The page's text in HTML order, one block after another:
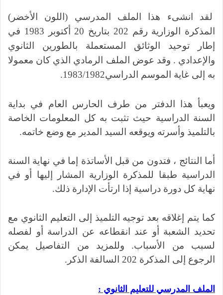
لقد انشىء هذا الملف المدرسي (اللون الأخضر)
المذكرة الوزارية رقم 202 بتاريخ 20 أكتوبر 1983 في
إطار توحيد الوثائق المستعملة بالطورين الثانوي
والإعدادي . وقد عوض الملف الرمادي الذي كان معمولا
به إلى غاية الموسم الدراسي1983/1982.
ويعبأ هذا الدفتر من طرف الحارس العام في بداية
السنة الدراسية حيث تثبت به كل المعلومات الخاصة
بالتلميذ وأسرته ويوقعه السيد المدير مع وضع خاتمه.
أما النتائج ، فتدون من قبل الأساتذة إما في نهاية السنة
الدراسية طبقا للمذكرة الوزارية المشار إليها أو في
نهاية كل دورة دراسية إذا ارتأت الإدارة ذلك.
كما يتم إغلاقه بعد توجيه التلميذ إلى التعليم الثانوي مع
تحديد الشعبة أو عند انقطاعه عن الدراسة أو لفصله
لسبب من الأسباب. وللمزيد من التفاصيل يمكن
الرجوع إلى المذكرة 202 السالفة الذكر.
الملف المدرسي للتعليم الثانوي :